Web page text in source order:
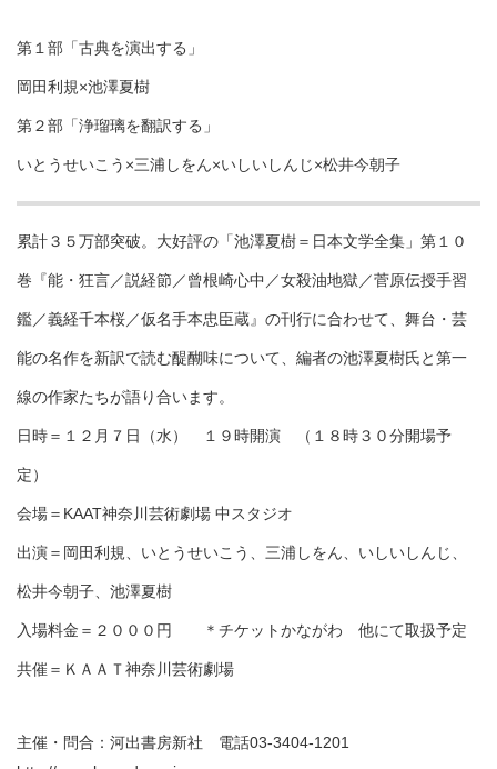
第１部「古典を演出する」
岡田利規×池澤夏樹
第２部「浄瑠璃を翻訳する」
いとうせいこう×三浦しをん×いしいしんじ×松井今朝子
累計３５万部突破。大好評の「池澤夏樹＝日本文学全集」第１０
巻『能・狂言／説経節／曾根崎心中／女殺油地獄／菅原伝授手習
鑑／義経千本桜／仮名手本忠臣蔵』の刊行に合わせて、舞台・芸
能の名作を新訳で読む醍醐味について、編者の池澤夏樹氏と第一
線の作家たちが語り合います。
日時＝１２月７日（水） １９時開演 （１８時３０分開場予
定）
会場＝KAAT神奈川芸術劇場 中スタジオ
出演＝ 岡田利規、いとうせいこう、三浦しをん、いしいしんじ、
松井今朝子、池澤夏樹
入場料金＝２０００円 ＊チケットかながわ 他にて取扱予定
共催＝ＫＡＡＴ神奈川芸術劇場
主催・問合：河出書房新社 電話03-3404-1201